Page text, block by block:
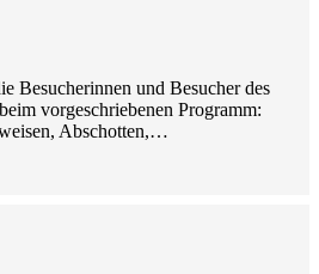
Besucherinnen und Besucher des
vorgeschriebenen Programm:
Abschotten,…